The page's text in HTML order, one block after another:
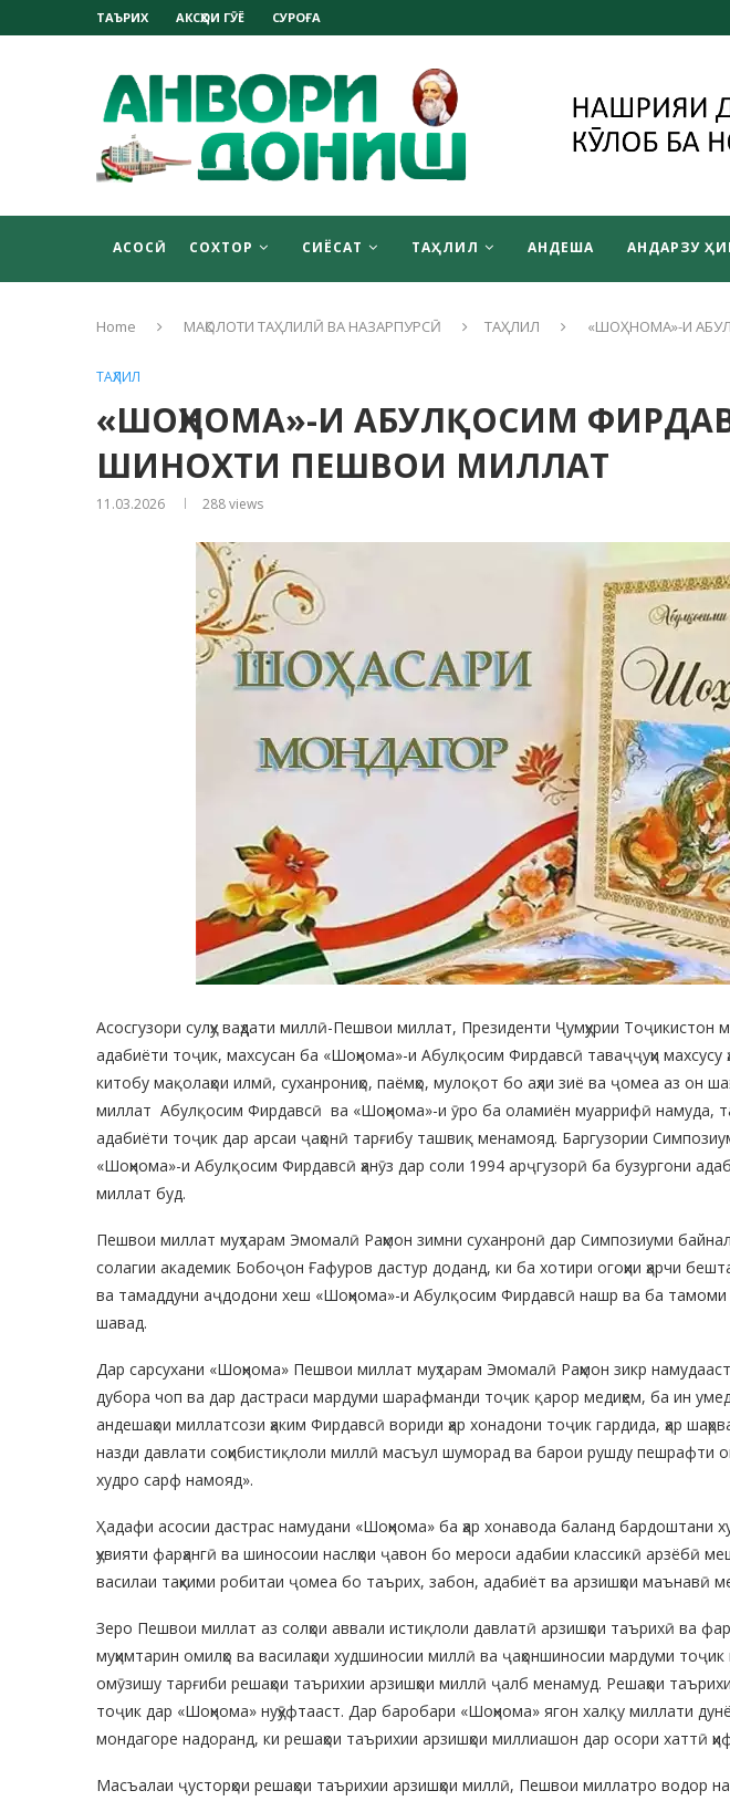
ТАЪРИХ АКСҲОИ ГӮЁ СУРОҒА
АСОСӢ СОХТОР СИЁСАТ ТАҲЛИЛ АНДЕША АНДАРЗУ
Home МАҚОЛОТИ ТАҲЛИЛӢ ВА НАЗАРПУРСӢ ТАҲЛИЛ «ШОҲНОМА»-И
ТАҲЛИЛ
«ШОҲНОМА»-И АБУЛҚОСИМ
ШИНОХТИ ПЕШВОИ МИЛЛАТ
11.03.2026 288views
Асосгузори сулҳу ваҳдати миллӣ-Пешвои миллат, Президенти Ҷумҳурии Тоҷикистон
адабиёти тоҷик, махсусан ба «Шоҳнома»-и Абулқосим Фирдавсӣ таваҷҷуҳи
китобу мақолаҳои илмӣ, суханрониҳо, паёмҳо, мулоқот бо аҳли зиё ва ҷомеа аз он
миллат Абулқосим Фирдавсӣ ва «Шоҳнома»-и ӯро ба оламиён муаррифӣ намуда,
адабиёти тоҷик дар арсаи ҷаҳонӣ тарғибу ташвиқ менамояд. Баргузории
«Шоҳнома»-и Абулқосим Фирдавсӣ ҳанӯз дар соли 1994 арҷгузорӣ ба бузургони
миллат буд.
Пешвои миллат муҳтарам Эмомалӣ Раҳмон зимни суханронӣ дар Симпозиуми
солагии академик Бобоҷон Ғафуров дастур доданд, ки ба хотири огоҳии ҳарчи
ва тамаддуни аҷдодони хеш «Шоҳнома»-и Абулқосим Фирдавсӣ нашр ва ба
шавад.
Дар сарсухани «Шоҳнома» Пешвои миллат муҳтарам Эмомалӣ Раҳмон зикр
дубора чоп ва дар дастраси мардуми шарафманди тоҷик қарор медиҳем, ба ин
андешаҳои миллатсози ҳаким Фирдавсӣ вориди ҳар хонадони тоҷик гардида, ҳар
назди давлати соҳибистиқлоли миллӣ масъул шуморад ва барои рушду пешрафти
худро сарф намояд».
Ҳадафи асосии дастрас намудани «Шоҳнома» ба ҳар хонавода баланд бардоштани
ҳувияти фарҳангӣ ва шиносоии наслҳои ҷавон бо мероси адабии классикӣ арзёбӣ
василаи таҳкими робитаи ҷомеа бо таърих, забон, адабиёт ва арзишҳои маънавӣ
Зеро Пешвои миллат аз солҳои аввали истиқлоли давлатӣ арзишҳои таърихӣ ва
муҳимтарин омилҳо ва василаҳои худшиносии миллӣ ва ҷаҳоншиносии мардуми
омӯзишу тарғиби решаҳои таърихии арзишҳои миллӣ ҷалб менамуд. Решаҳои
тоҷик дар «Шоҳнома» нуҳӯфтааст. Дар баробари «Шоҳнома» ягон халқу миллати
мондагоре надоранд, ки решаҳои таърихии арзишҳои миллиашон дар осори хаттӣ
Масъалаи ҷусторҳои решаҳои таърихии арзишҳои миллӣ, Пешвои миллатро водор